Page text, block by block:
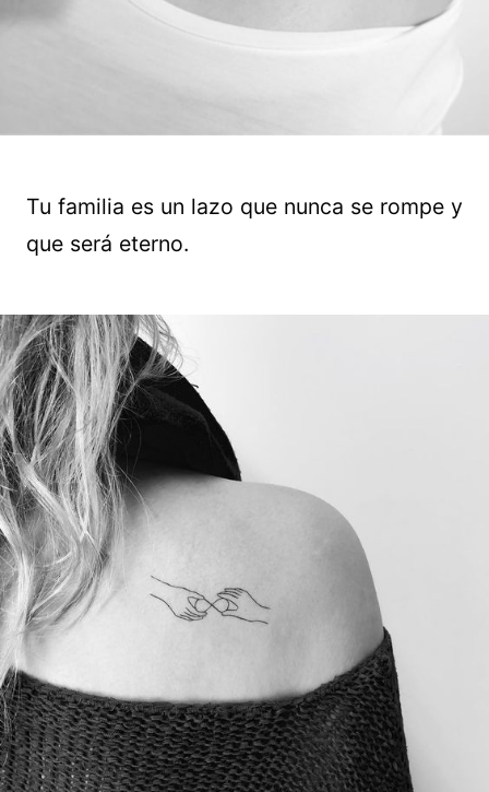
Tu familia es un lazo que nunca se rompe y
que será eterno.